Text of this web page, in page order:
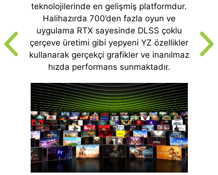
teknolojilerinde en gelişmiş platformdur.
Halihazırda 700’den fazla oyun ve
uygulama RTX sayesinde DLSS çoklu
çerçeve üretimi gibi yepyeni YZ özellikler
kullanarak gerçekçi grafikler ve inanılmaz
hızda performans sunmaktadır.